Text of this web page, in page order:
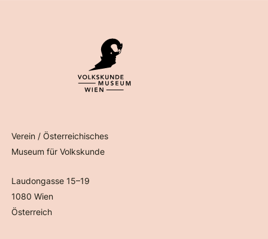
Verein / Österreichisches
Museum für Volkskunde
Laudongasse 15–19
1080 Wien
Österreich